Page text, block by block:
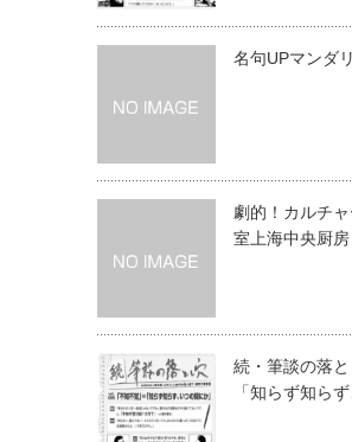
名句UPマンダ
劇的！カルチ
室上海中央厨房
続・筆談の落
「知らず知ら